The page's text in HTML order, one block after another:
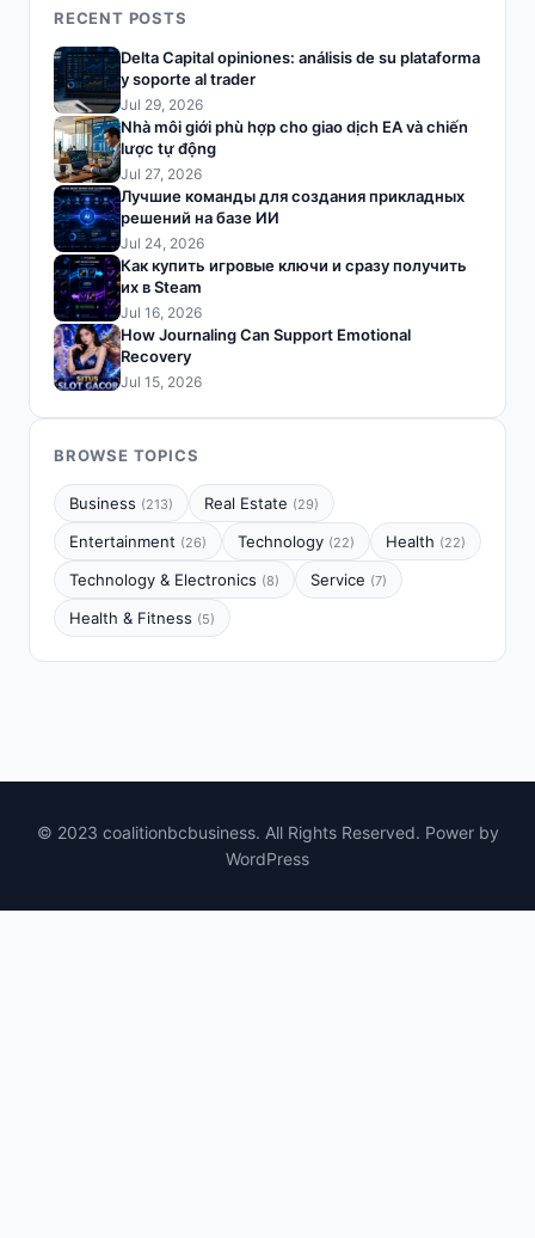
RECENT POSTS
Delta Capital opiniones: análisis de su plataforma
y soporte al trader
Jul 29, 2026
Nhà môi giới phù hợp cho giao dịch EA và chiến
lược tự động
Jul 27, 2026
Лучшие команды для создания прикладных
решений на базе ИИ
Jul 24, 2026
Как купить игровые ключи и сразу получить
их в Steam
Jul 16, 2026
How Journaling Can Support Emotional
Recovery
Jul 15, 2026
BROWSE TOPICS
Business (213) Real Estate (29)
Entertainment (26) Technology (22) Health (22)
Technology & Electronics (8) Service (7)
Health & Fitness (5)
© 2023 coalitionbcbusiness. All Rights Reserved. Power by
WordPress